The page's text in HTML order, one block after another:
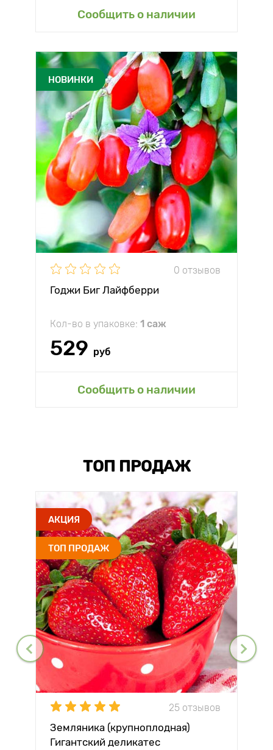
Сообщить о наличии
НОВИНКИ
0 отзывов
Годжи Биг Лайфберри
Кол-во в упаковке: 1 саж
529 руб
Сообщить о наличии
ТОП ПРОДАЖ
АКЦИЯ
ТОП ПРОДАЖ
25 отзывов
Земляника (крупноплодная)
Гигантский деликатес